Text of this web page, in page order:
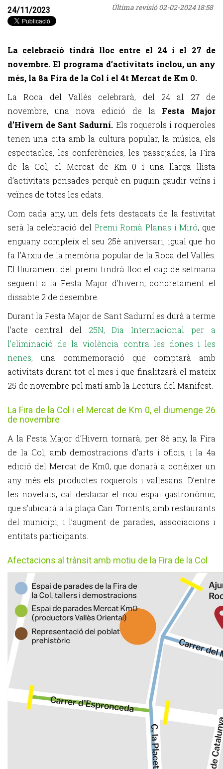
Última revisió02-02-2024 18:58
24/11/2023
La celebració tindrà lloc entre el 24 i el 27 de
novembre. El programa d’activitats inclou, un any
més, la 8a Fira de la Col i el 4t Mercat de Km 0.
La Roca del Vallès celebrarà, del 24 al 27 de
novembre, una nova edició de la Festa Major
d’Hivern de Sant Sadurní. Els roquerols i roqueroles
tenen una cita amb la cultura popular, la música, els
espectacles, les conferències, les passejades, la Fira
de la Col, el Mercat de Km 0 i una llarga llista
d’activitats pensades perquè en puguin gaudir veïns i
veïnes de totes les edats.
Com cada any, un dels fets destacats de la festivitat
serà la celebració del Premi Romà Planas i Miró, que
enguany compleix el seu 25è aniversari, igual que ho
fa l’Arxiu de la memòria popular de la Roca del Vallès.
El lliurament del premi tindrà lloc el cap de setmana
següent a la Festa Major d’hivern, concretament el
dissabte 2 de desembre.
Durant la Festa Major de Sant Sadurní es durà a terme
l’acte central del 25N, Dia Internacional per a
l’eliminació de la violència contra les dones i les
nenes, una commemoració que comptarà amb
activitats durant tot el mes i que finalitzarà el mateix
25 de novembre pel matí amb la Lectura del Manifest.
La Fira de la Col i el Mercat de Km 0, el diumenge 26
de novembre
A la Festa Major d’Hivern tornarà, per 8è any, la Fira
de la Col, amb demostracions d’arts i oficis, i la 4a
edició del Mercat de Km0, que donarà a conèixer un
any més els productes roquerols i vallesans. D’entre
les novetats, cal destacar el nou espai gastronòmic,
que s’ubicarà a la plaça Can Torrents, amb restaurants
del municipi, i l’augment de parades, associacions i
entitats participants.
Afectacions al trànsit amb motiu de la Fira de la Col